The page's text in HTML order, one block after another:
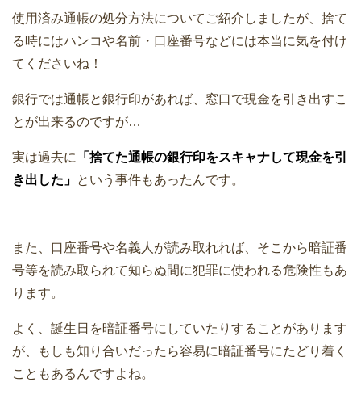
使用済み通帳の処分方法についてご紹介しましたが、捨て
る時にはハンコや名前・口座番号などには本当に気を付け
てくださいね！
銀行では通帳と銀行印があれば、窓口で現金を引き出すこ
とが出来るのですが…
実は過去に 「捨てた通帳の銀行印をスキャナして現金を引
き出した」 という事件もあったんです。
また、口座番号や名義人が読み取れれば、そこから暗証番
号等を読み取られて知らぬ間に犯罪に使われる危険性もあ
ります。
よく、誕生日を暗証番号にしていたりすることがあります
が、もしも知り合いだったら容易に暗証番号にたどり着く
こともあるんですよね。